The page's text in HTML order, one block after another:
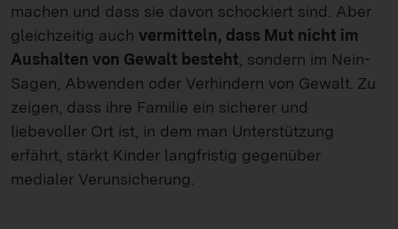
machen und dass sie davon schockiert sind. Aber
gleichzeitig auch vermitteln, dass Mut nicht im
Aushalten von Gewalt besteht , sondern im Nein-
Sagen, Abwenden oder Verhindern von Gewalt. Zu
zeigen, dass ihre Familie ein sicherer und
liebevoller Ort ist, in dem man Unterstützung
erfährt, stärkt Kinder langfristig gegenüber
medialer Verunsicherung.